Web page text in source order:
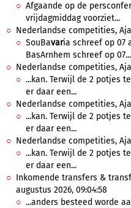
Afgaande op de
vrijdagmiddag voorziet...
Nederlandse competities,
SouBavaria schreef op 07
BasArnhem schreef op 07...
Nederlandse competities,
...kan. Terwijl de 2 potjes
er daar een...
Nederlandse competities,
...kan. Terwijl de 2 potjes
er daar een...
Nederlandse competities,
...kan. Terwijl de 2 potjes
er daar een...
Inkomende transfers &
augustus 2026, 09:04:58
...anders besteed worde